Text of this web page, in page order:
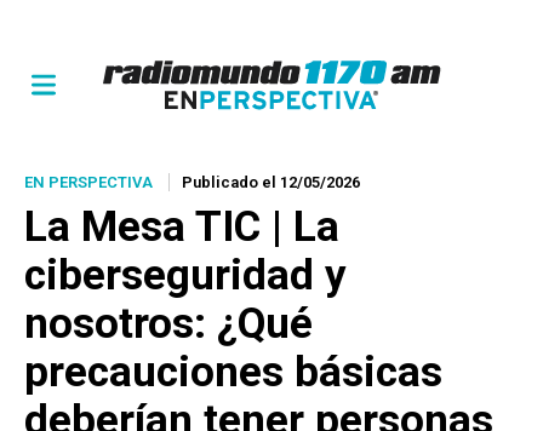
EN PERSPECTIVA Publicado el 12/05/2026
La Mesa TIC | La
ciberseguridad y
nosotros: ¿Qué
precauciones básicas
deberían tener personas